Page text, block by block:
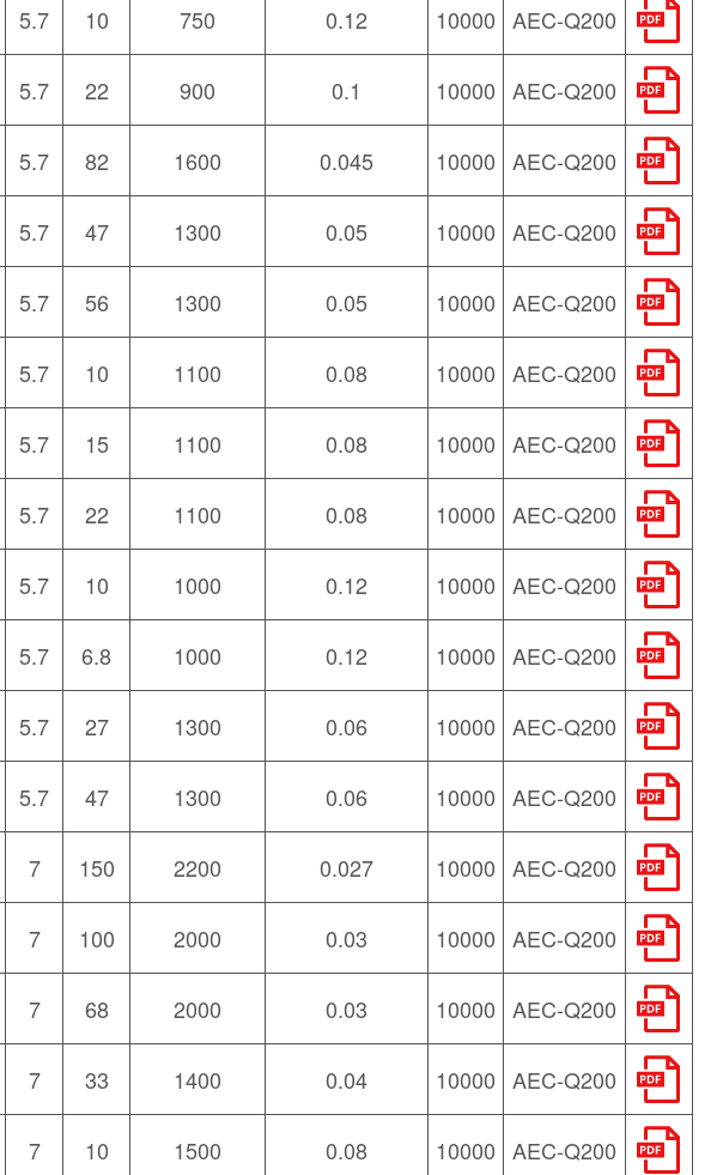
5.7 10 750 0.12 10000 AEC-Q200
5.7 22 900 0.1 10000 AEC-Q200
5.7 82 1600 0.045 10000 AEC-Q200
5.7 47 1300 0.05 10000 AEC-Q200
5.7 56 1300 0.05 10000 AEC-Q200
5.7 10 1100 0.08 10000 AEC-Q200
5.7 15 1100 0.08 10000 AEC-Q200
5.7 22 1100 0.08 10000 AEC-Q200
5.7 10 1000 0.12 10000 AEC-Q200
5.7 6.8 1000 0.12 10000 AEC-Q200
5.7 27 1300 0.06 10000 AEC-Q200
5.7 47 1300 0.06 10000 AEC-Q200
7 150 2200 0.027 10000 AEC-Q200
7 100 2000 0.03 10000 AEC-Q200
7 68 2000 0.03 10000 AEC-Q200
7 33 1400 0.04 10000 AEC-Q200
7 10 1500 0.08 10000 AEC-Q200